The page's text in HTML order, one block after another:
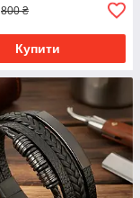
800 ₴
Купити